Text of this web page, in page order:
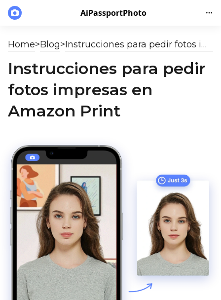
AiPassportPhoto
Home>Blog> Instrucciones para pedir fotos impresas en Amazon Print
Instrucciones para pedir
fotos impresas en
Amazon Print